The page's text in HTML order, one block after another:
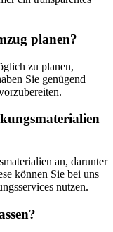
planen?
zu planen,
Sie genügend
an, darunter
können Sie bei uns
nutzen.